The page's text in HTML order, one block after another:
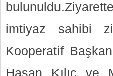
imtiyaz sahibi
Kooperatif
Hasan Kılıç ve